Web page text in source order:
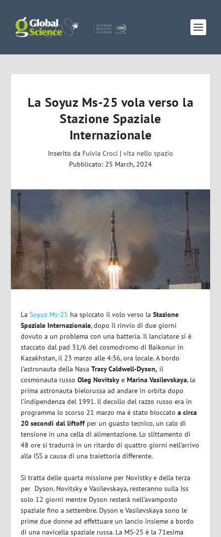
La Soyuz Ms-25 vola verso la
Stazione Spaziale
Internazionale
Inserito da Fulvia Croci | vita nello spazio
Pubblicato: 25 March, 2024
La Soyuz Ms-25 ha spiccato il volo verso laStazione
Spaziale Internazionale, dopo il rinvio di due giorni
dovuto a un problema con una batteria. Il lanciatore si è
staccato dal pad 31/6 del cosmodromo di Baikonur in
Kazakhstan, il 23 marzo alle 4:36, ora locale. A bordo
l’astronauta della NasaTracy Caldwell-Dyson, il
cosmonauta russoOleg Novitsky eMarina Vasilevskaya, la
prima astronauta bielorussa ad andare in orbita dopo
l’indipendenza del 1991. Il decollo del razzo russo era in
programma lo scorso 21 marzo ma è stato bloccato a circa
20 secondi dal liftoff per un guasto tecnico, un calo di
tensione in una cella di alimentazione. Lo slittamento di
48 ore si tradurrà in un ritardo di quattro giorni nell’arrivo
alla ISS a causa di una traiettoria differente.
Si tratta delle quarta missione per Novistky e della terza
per Dyson. Novitsky e Vasilevskaya, resteranno sulla Iss
solo 12 giorni mentre Dyson resterà nell’avamposto
spaziale fino a settembre. Dyson e Vasilevskaya sono le
prime due donne ad effettuare un lancio insieme a bordo
di una navicella spaziale russa. La MS-25 è la 71esima